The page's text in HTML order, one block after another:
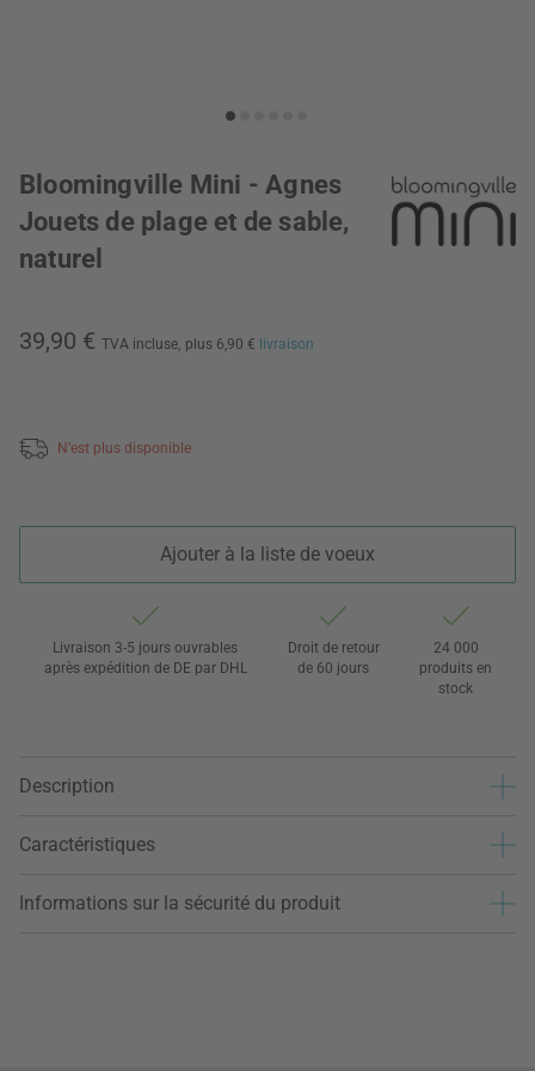
Bloomingville Mini - Agnes
Jouets de plage et de sable,
naturel
39,90 € TVA incluse, plus 6,90 € livraison
N’est plus disponible
Ajouter à la liste de voeux
Livraison 3-5 jours ouvrables
après expédition de DE par DHL
Droit de retour
de 60 jours
24 000
produits en
stock
Description
Caractéristiques
Informations sur la sécurité du produit